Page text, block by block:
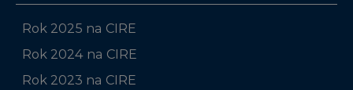
Rok 2025 na CIRE
Rok 2024 na CIRE
Rok 2023 na CIRE